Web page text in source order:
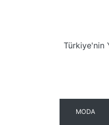
Türkiye'nin
MODA